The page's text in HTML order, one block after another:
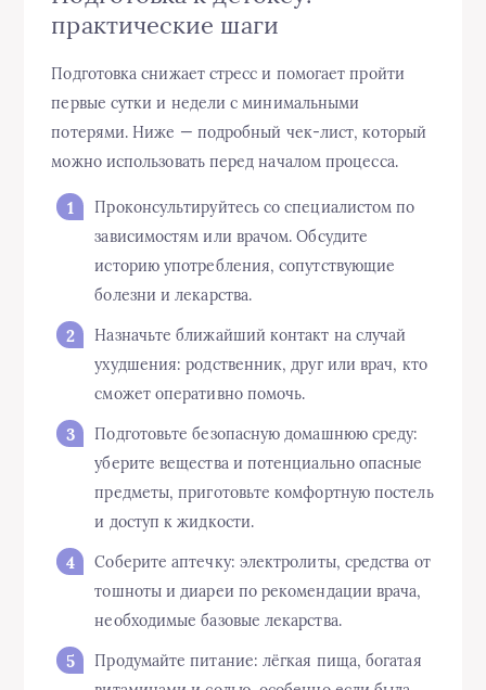
практические шаги
Подготовка снижает стресс и помогает пройти
первые сутки и недели с минимальными
потерями. Ниже — подробный чек-лист, который
можно использовать перед началом процесса.
Проконсультируйтесь со специалистом по
зависимостям или врачом. Обсудите
историю употребления, сопутствующие
болезни и лекарства.
Назначьте ближайший контакт на случай
ухудшения: родственник, друг или врач, кто
сможет оперативно помочь.
Подготовьте безопасную домашнюю среду:
уберите вещества и потенциально опасные
предметы, приготовьте комфортную постель
и доступ к жидкости.
Соберите аптечку: электролиты, средства от
тошноты и диареи по рекомендации врача,
необходимые базовые лекарства.
Продумайте питание: лёгкая пища, богатая